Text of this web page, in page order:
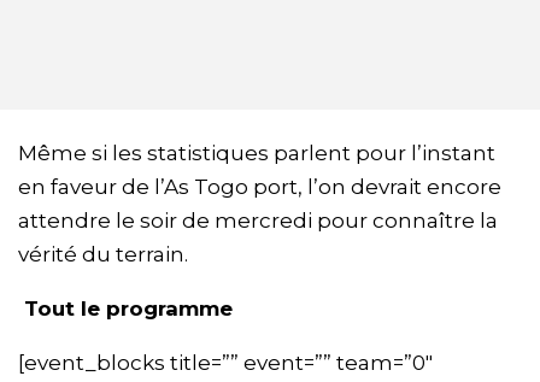
Même si les statistiques parlent pour l’instant
en faveur de l’As Togo port, l’on devrait encore
attendre le soir de mercredi pour connaître la
vérité du terrain.
Tout le programme
[event_blocks title=”” event=”” team=”0″